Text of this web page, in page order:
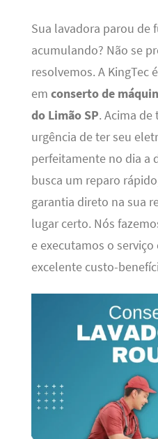
Sua lavadora parou de
acumulando? Não se
resolvemos. A KingTec
em conserto de
do Limão SP. Acima
urgência de ter seu
perfeitamente no dia a
busca um reparo
garantia direto na sua
lugar certo. Nós
e executamos o
excelente custo-